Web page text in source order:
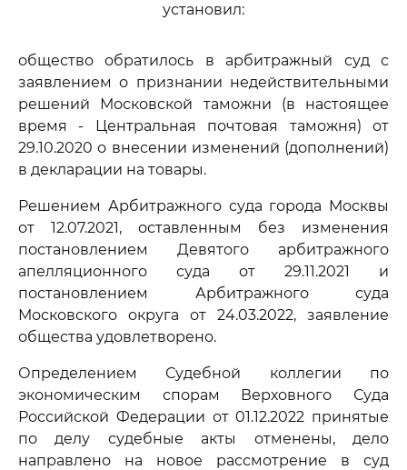
установил:
общество обратилось в арбитражный суд с
заявлением о признании недействительными
решений Московской таможни (в настоящее
время - Центральная почтовая таможня) от
29.10.2020 о внесении изменений (дополнений)
в декларации на товары.
Решением Арбитражного суда города Москвы
от 12.07.2021, оставленным без изменения
постановлением Девятого арбитражного
апелляционного суда от 29.11.2021 и
постановлением Арбитражного суда
Московского округа от 24.03.2022, заявление
общества удовлетворено.
Определением Судебной коллегии по
экономическим спорам Верховного Суда
Российской Федерации от 01.12.2022 принятые
по делу судебные акты отменены, дело
направлено на новое рассмотрение в суд